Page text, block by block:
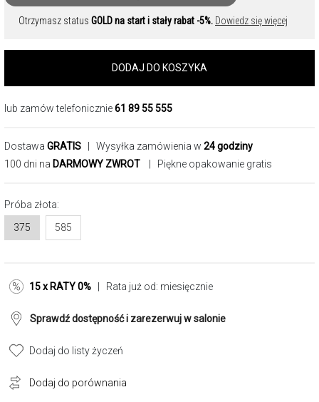
Otrzymasz status GOLD na start i stały rabat -5%. Dowiedz się więcej
DODAJ DO KOSZYKA
lub zamów telefonicznie61 89 55 555
Dostawa GRATIS | Wysyłka zamówienia w 24 godziny
100 dni na DARMOWY ZWROT | Piękne opakowanie gratis
Próba złota:
375
585
15 x RATY 0% | Rata już od: miesięcznie
Sprawdź dostępność i zarezerwuj w salonie
Dodaj do listy życzeń
Dodaj do porównania